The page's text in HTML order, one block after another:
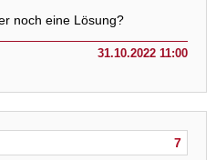
noch eine Lösung?
31.10.2022 11:00
7